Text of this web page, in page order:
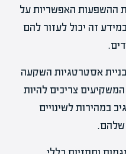
ההשפעות האפשריות על
זה יכול לעזור להם
אסטרטגיות השקעה
המשקיעים צריכים להיות
במהירות לשינויים
שלהם.